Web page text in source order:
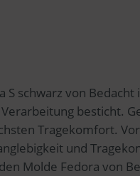
S schwarz von
besticht.
Tragekomfort.
und
Molde Fedora von